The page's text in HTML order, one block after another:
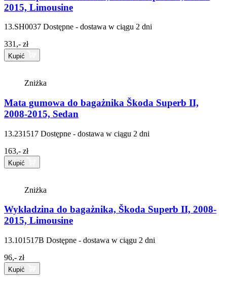
2015, Limousine
13.SH0037 Dostępne - dostawa w ciągu 2 dni
331,- zł
Kupić
Zniżka
Mata gumowa do bagażnika Škoda Superb II,
2008-2015, Sedan
13.231517 Dostępne - dostawa w ciągu 2 dni
163,- zł
Kupić
Zniżka
Wykładzina do bagażnika, Škoda Superb II, 2008-
2015, Limousine
13.101517B Dostępne - dostawa w ciągu 2 dni
96,- zł
Kupić